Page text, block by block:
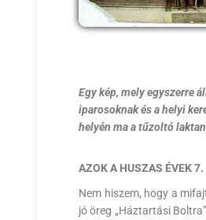
Egy kép, mely egyszerre
iparosoknak és a helyi
helyén ma a tűzoltó
AZOK A HUSZAS ÉVEK 7.
Nem hiszem, hogy a
jó öreg „Háztartási